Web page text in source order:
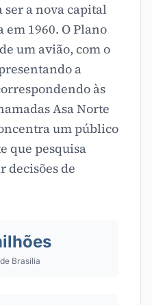
ser a nova capital
1960. O Plano
um avião, com o
a
às
Asa Norte
um público
que pesquisa
decisões de
Brasília